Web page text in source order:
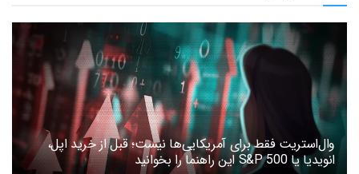
وال‌استریت فقط برای آمریکایی‌ها نیست؛ قبل از خرید اپل،
انویدیا یا S&P 500 این راهنما را بخوانید